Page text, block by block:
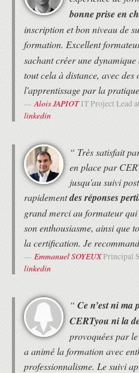
MISE EN OEUVRE DES MEILLEURES
Travail d'équipe
Behaviour Driven
Architecture émergente
Développement logiciel
Intégration Continue
Développement piloté par les
Test d'acceptation
PRÉPARATION À LA CERTIFICATION
DEVELOPER
Les conseils pour passer
PSD de Scrum.org
Révisions pour l'examen PSD
Scrum.org et examens blancs
Passage de l'examen PSD de
Scrum.org après la formation et
révisions personnelles.
Cet examen sera passé en
le participant.
QCM de 80 questions. Durée
atteindre : 85% de bonnes
Cet examen n'est disponible
- en Alternance, c'est à dire à la
distanciel. Cette solution est très
s'adapter à leurs contraintes.
DEROULEMENT
• Les horaires de fin de journée
horaires des trains ou des avions
• Une attestation de suivi de
formation.
• Cette formation est organisée
bonne prise en
inscription et bon niveau de
formation. Excellent
sachant créer une
tout cela à distance, avec des
l'apprentissage par la
Alois JAPIOT IT Project Lead
linkedin
“ Très satisfait
en place par
jusqu'au suivi
rapidementdes réponses
grand merci au formateur
son enthousiasme, ainsi que
la certification. Je
Emmanuel SOYEUXPrincipal
linkedin
“ Ce n’est ni ma
CERTyou ni la
provoquées par
a animé la formation avec
professionnalisme. Le suivi